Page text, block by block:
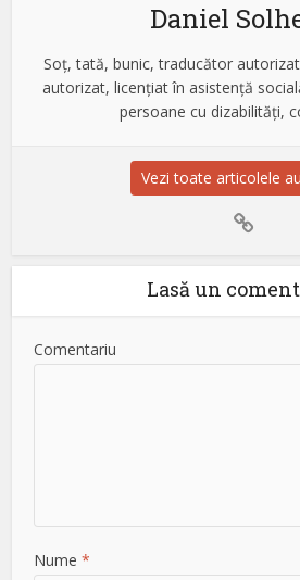
Daniel
Soț, tată, bunic, traducător
autorizat, licențiat în asistență
persoane cu dizabilități,
Vezi toate articolele
Lasă un
Comentariu
Nume*